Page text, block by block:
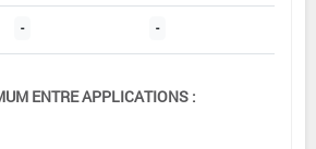
- -
ENTRE APPLICATIONS :